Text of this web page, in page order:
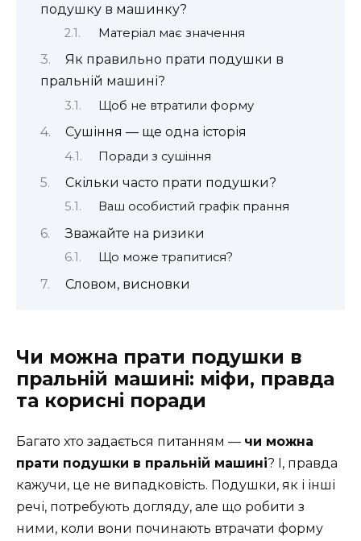
подушку в машинку?
Матеріал має значення
Як правильно прати подушки в
пральній машині?
Щоб не втратили форму
Сушіння — ще одна історія
Поради з сушіння
Скільки часто прати подушки?
Ваш особистий графік прання
Зважайте на ризики
Що може трапитися?
Словом, висновки
Чи можна прати подушки в
пральній машині: міфи, правда
та корисні поради
Багато хто задається питанням — чи можна
прати подушки в пральній машині? І, правда
кажучи, це не випадковість. Подушки, як і інші
речі, потребують догляду, але що робити з
ними, коли вони починають втрачати форму